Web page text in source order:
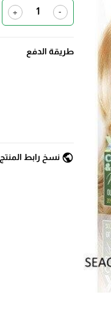
-
+
طريقة الدفع
public نسخ رابط المنتج